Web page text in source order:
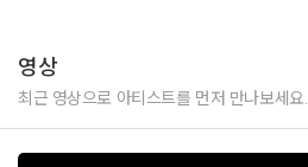
영상
최근 영상으로 아티스트를 먼저 만나보세요.